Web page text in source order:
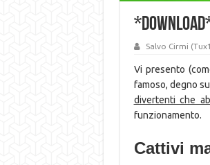
Salvo Cirmi
Vi presento
famoso, degno
divertenti che
funzionamento.
Cattivi